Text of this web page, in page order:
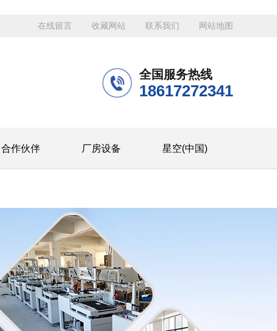
在线留言 收藏网站 联系我们 网站地图
全国服务热线
18617272341
合作伙伴 厂房设备 星空(中国)